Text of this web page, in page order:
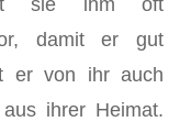
sie ihm oft
damit er gut
er von ihr auch
ihrer Heimat.